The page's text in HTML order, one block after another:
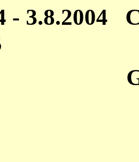
- 3.8.2004